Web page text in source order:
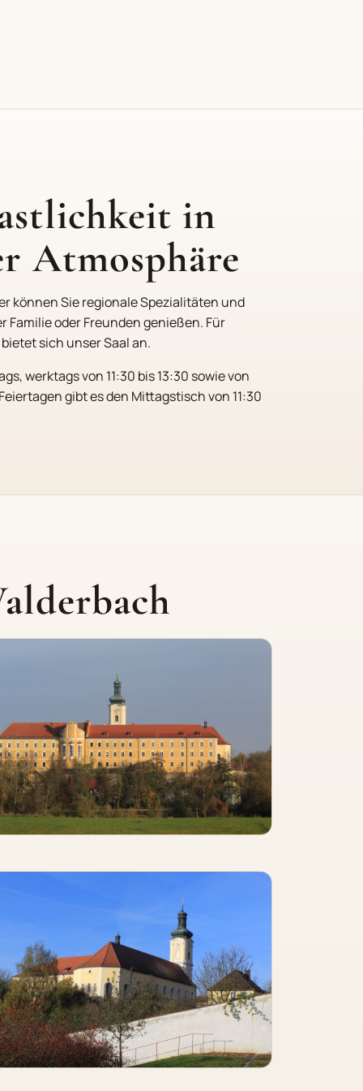
in
Atmosphäre
können Sie regionale Spezialitäten und
Familie oder Freunden genießen. Für
sich unser Saal an.
werktags von 11:30 bis 13:30 sowie von
gibt es den Mittagstisch von 11:30